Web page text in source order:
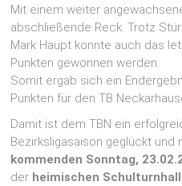
Mit einem weiter
abschließende Reck. Trotz
Mark Haupt konnte auch das
Punkten gewonnen werden.
Somit ergab sich ein
Punkten für den TB
Damit ist dem TBN ein
Bezirksligasaison geglückt und
kommenden Sonntag,
der heimischen